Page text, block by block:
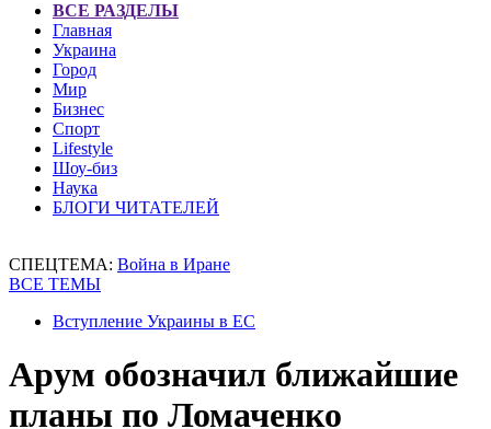
ВСЕ РАЗДЕЛЫ
Главная
Украина
Город
Мир
Бизнес
Спорт
Lifestyle
Шоу-биз
Наука
БЛОГИ ЧИТАТЕЛЕЙ
СПЕЦТЕМА: Война в Иране
ВСЕ ТЕМЫ
Вступление Украины в ЕС
Арум обозначил ближайшие
планы по Ломаченко